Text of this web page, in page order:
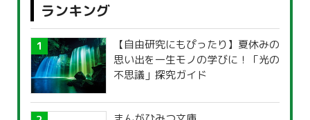
ランキング
【自由研究にもぴったり】夏休みの
思い出を一生モノの学びに！「光の
不思議」探究ガイド